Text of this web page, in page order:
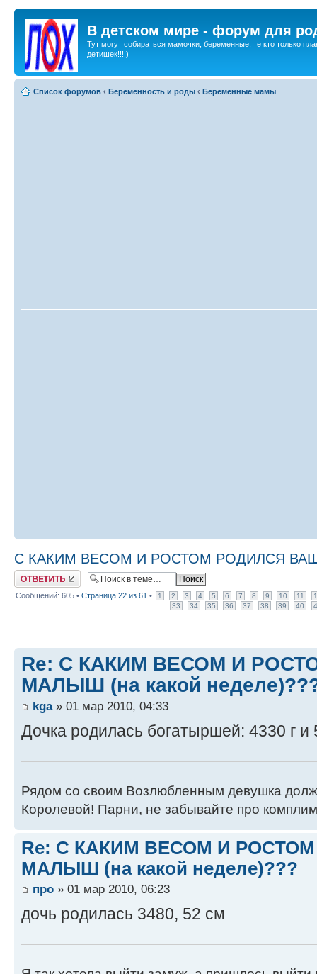
В детском мире - форум для
Тут могут собираться мамочки, беременные, те кто только
детишек!!!:)
Список форумов ‹ Беременность и роды ‹ Беременные мамы
С КАКИМ ВЕСОМ И РОСТОМ РОДИЛСЯ ВАШ
Ответить
Сообщений: 605 • Страница 22 из 61 • 1 2 3 4 5 6 7 8 9 10 11
33
34 35 36 37 38 39 40
Re: С КАКИМ ВЕСОМ И
МАЛЫШ (на какой
kga» 01 мар 2010, 04:33
Дочка родилась богатыршей: 4330 г и
Рядом со своим Возлюбленным девушка
Королевой! Парни, не забывайте про
Re: С КАКИМ ВЕСОМ И
МАЛЫШ (на какой неделе)???
про » 01 мар 2010, 06:23
дочь родилась 3480, 52 см